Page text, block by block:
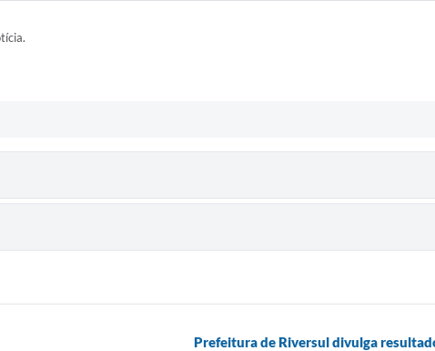
Prefeitura de Riversul divulga